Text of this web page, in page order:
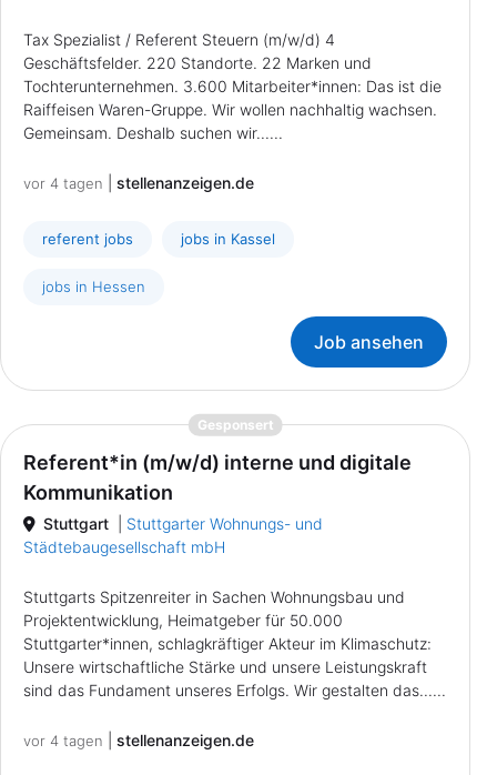
Tax Spezialist / Referent Steuern (m/w/d) 4
Geschäftsfelder. 220 Standorte. 22 Marken und
Tochterunternehmen. 3.600 Mitarbeiter*innen: Das ist die
Raiffeisen Waren-Gruppe. Wir wollen nachhaltig wachsen.
Gemeinsam. Deshalb suchen wir......
vor 4 tagen stellenanzeigen.de
referent jobs jobs in Kassel
jobs in Hessen
Job ansehen
Gesponsert{prompt.job}
Referent*in (m/w/d) interne und digitale
Kommunikation
Stuttgart
Stuttgarter Wohnungs- und
Städtebaugesellschaft mbH
Stuttgarts Spitzenreiter in Sachen Wohnungsbau und
Projektentwicklung, Heimatgeber für 50.000
Stuttgarter*innen, schlagkräftiger Akteur im Klimaschutz:
Unsere wirtschaftliche Stärke und unsere Leistungskraft
sind das Fundament unseres Erfolgs. Wir gestalten das......
vor 4 tagen stellenanzeigen.de